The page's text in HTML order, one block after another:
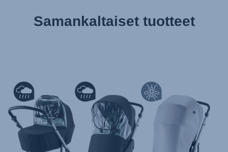
Instrucciones del usuario (Español)
Manual de instruções (Português)
Istruzioni per l’uso (Italiano)
Инструкция пользователя (Русский язык)
Instrukcja użytkownika (Język polski)
Samankaltaiset tuotteet